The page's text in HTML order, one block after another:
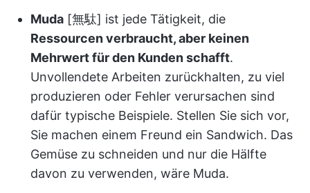
Muda [無駄] ist jede Tätigkeit, die
Ressourcen verbraucht, aber keinen
Mehrwert für den Kunden schafft.
Unvollendete Arbeiten zurückhalten, zu viel
produzieren oder Fehler verursachen sind
dafür typische Beispiele. Stellen Sie sich vor,
Sie machen einem Freund ein Sandwich. Das
Gemüse zu schneiden und nur die Hälfte
davon zu verwenden, wäre Muda.